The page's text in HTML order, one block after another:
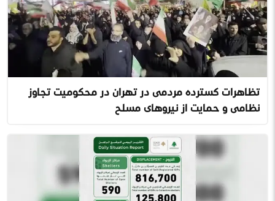
تظاهرات گسترده مردمی در تهران در محکومیت تجاوز
نظامی و حمایت از نیروهای مسلح